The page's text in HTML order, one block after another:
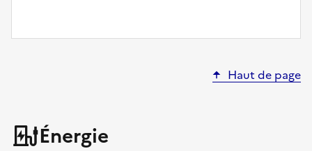
Haut de page
Énergie